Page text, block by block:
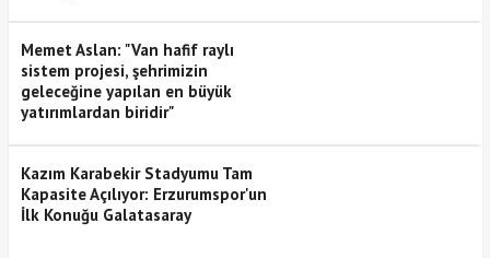
Memet Aslan: "Van hafif raylı
sistem projesi, şehrimizin
geleceğine yapılan en büyük
yatırımlardan biridir"
Kazım Karabekir Stadyumu Tam
Kapasite Açılıyor: Erzurumspor'un
İlk Konuğu Galatasaray